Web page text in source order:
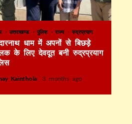
उत्तराखण्ड पुलिस राज्य रुद्रप्रयाग
धाम में अपनों से बिछड़े
के लिए देवदूत बनी रुद्रप्रयाग
Kainthola 3 months ago